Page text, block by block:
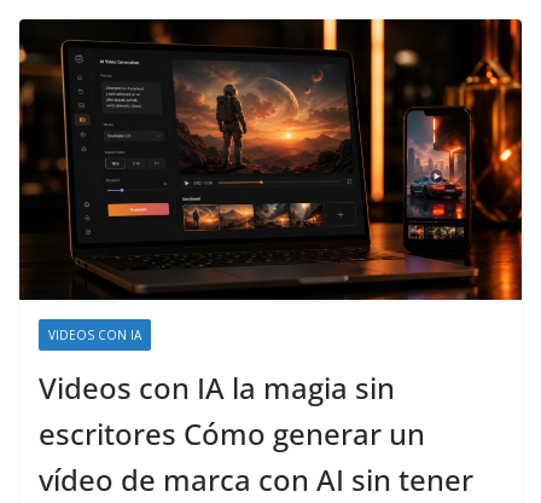
VIDEOS CON IA
Videos con IA la magia sin
escritores Cómo generar un
vídeo de marca con AI sin tener